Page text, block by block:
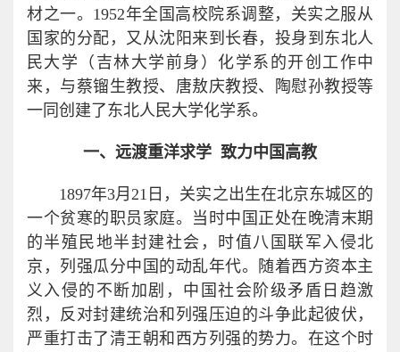
材之一。1952年全国高校院系调整，关实之服从
国家的分配，又从沈阳来到长春，投身到东北人
民大学（吉林大学前身）化学系的开创工作中
来，与蔡镏生教授、唐敖庆教授、陶慰孙教授等
一同创建了东北人民大学化学系。
一、远渡重洋求学 致力中国高教
1897年3月21日，关实之出生在北京东城区的
一个贫寒的职员家庭。当时中国正处在晚清末期
的半殖民地半封建社会，时值八国联军入侵北
京，列强瓜分中国的动乱年代。随着西方资本主
义入侵的不断加剧，中国社会阶级矛盾日趋激
烈，反对封建统治和列强压迫的斗争此起彼伏，
严重打击了清王朝和西方列强的势力。在这个时